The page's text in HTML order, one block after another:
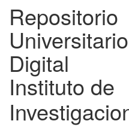
Repositorio
Universitario
Digital
Instituto de